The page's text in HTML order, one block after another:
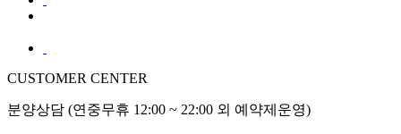
CUSTOMER CENTER
분양상담 (연중무휴 12:00 ~ 22:00 외 예약제운영)